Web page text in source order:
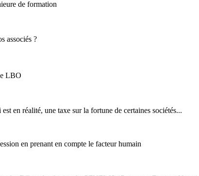
de formation
associés ?
LBO
en réalité, une taxe sur la fortune de certaines sociétés...
en prenant en compte le facteur humain